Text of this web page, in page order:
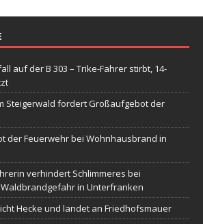
auf der B 303 – Trike-Fahrer stirbt, 14-
Steigerwald fordert Großaufgebot der
der Feuerwehr bei Wohnhausbrand in
verhindert Schlimmeres bei
in Unterfranken
Hecke und landet an Friedhofsmauer